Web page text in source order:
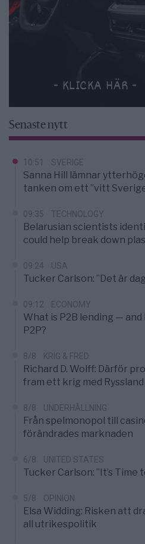
Senaste nytt
10:51 SVERIGE
Sanna Hill lämnar
tanken om ett ”vitt
09:35 TECHNOLOGY
Belarusian scientists
could help break down
09:24 USA
Tucker Carlson: ”Det är
09:12 ECONOMY
What is P2B lending —
P2P?
8/8 KRIG & FRED
Richard D. Wolff: Därför
fram ett krig med Ryssland
8/8 UNDERHÅLLNING
Från spelmonopol till
förändrades marknaden
6/8 UNITED STATES
Tucker Carlson: ”It’s Time
5/8 OPINION
Elsa Widding: Risken att
all utrikespolitik